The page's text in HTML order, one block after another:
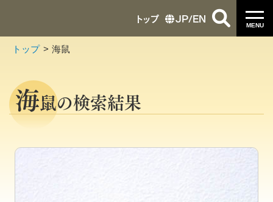
MENU
トップ JP/EN
トップ 海鼠
海鼠の検索結果